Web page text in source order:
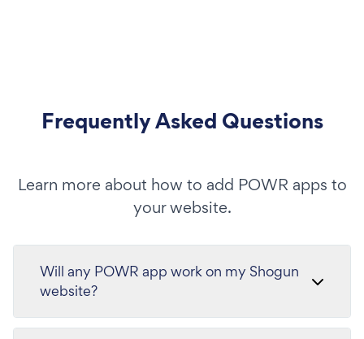
Frequently Asked Questions
Learn more about how to add POWR apps to
your website.
Will any POWR app work on my Shogun
website?